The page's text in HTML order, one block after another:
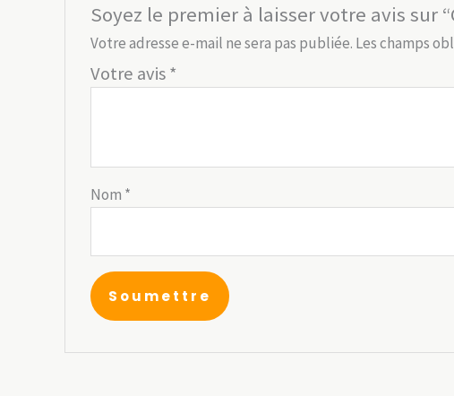
Soyez le premier à laisser votre avis sur
Votre adresse e-mail ne sera pas publiée. Les champs
Votre avis*
Nom *